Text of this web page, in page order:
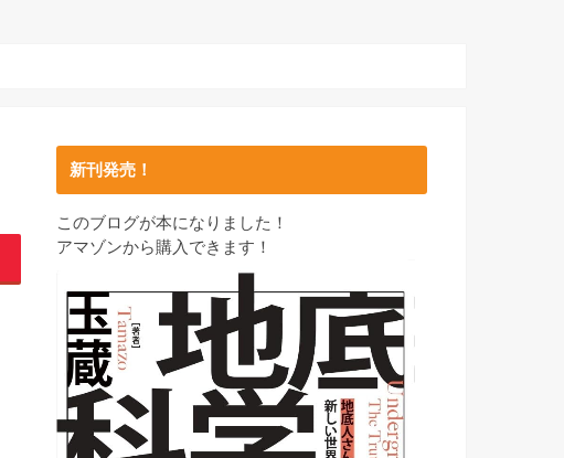
新刊発売！
このブログが本になりました！
アマゾンから購入できます！